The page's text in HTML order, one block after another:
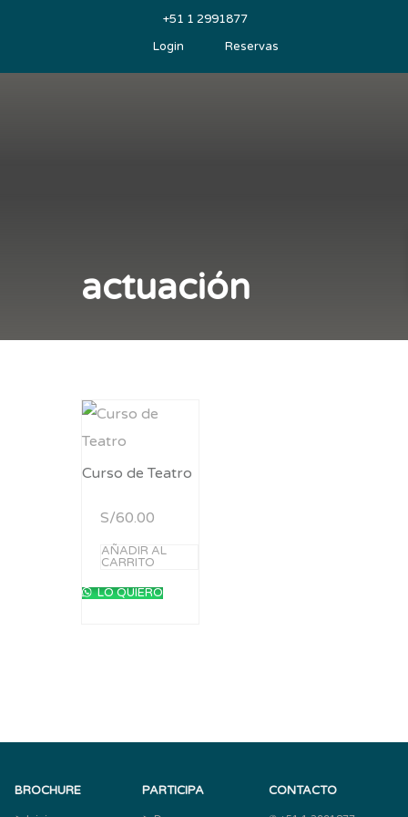
+51 1 2991877
Reservas
Login
actuación
Curso de Teatro
S/60.00
AÑADIR AL
CARRITO
LO QUIERO
BROCHURE PARTICIPA CONTACTO